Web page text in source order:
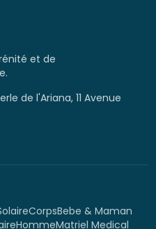
et de
de l'Ariana, 11 Avenue
CorpsBebe & Maman
HommeMatriel Medical